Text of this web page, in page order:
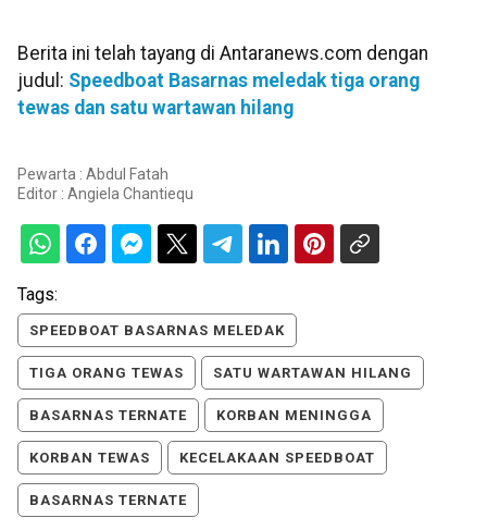
Berita ini telah tayang di Antaranews.com dengan
judul: Speedboat Basarnas meledak tiga orang
tewas dan satu wartawan hilang
Pewarta : Abdul Fatah
Editor : Angiela Chantiequ
Tags:
SPEEDBOAT BASARNAS MELEDAK
TIGA ORANG TEWAS SATU WARTAWAN HILANG
BASARNAS TERNATE KORBAN MENINGGA
KORBAN TEWAS KECELAKAAN SPEEDBOAT
BASARNAS TERNATE